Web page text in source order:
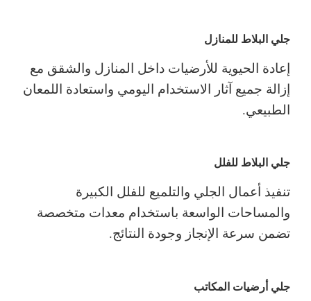
جلي البلاط للمنازل
إعادة الحيوية للأرضيات داخل المنازل والشقق مع
إزالة جميع آثار الاستخدام اليومي واستعادة اللمعان
الطبيعي.
جلي البلاط للفلل
تنفيذ أعمال الجلي والتلميع للفلل الكبيرة
والمساحات الواسعة باستخدام معدات متخصصة
تضمن سرعة الإنجاز وجودة النتائج.
جلي أرضيات المكاتب